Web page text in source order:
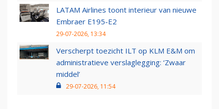
LATAM Airlines toont interieur van nieuwe
Embraer E195-E2
29-07-2026, 13:34
Verscherpt toezicht ILT op KLM E&M om
administratieve verslaglegging: ‘Zwaar
middel’
29-07-2026, 11:54